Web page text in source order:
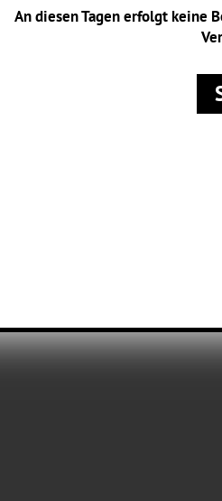
An diesen Tagen erfolgt keine